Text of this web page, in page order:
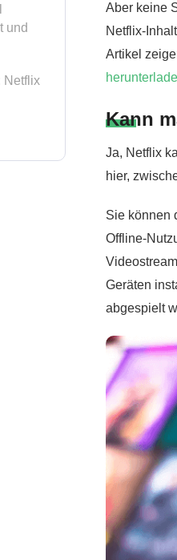
und
Netflix
Aber keine
Netflix-
Artikel
Kann
Ja, Netflix
hier,
Sie können
Offline-
Geräten
abgespielt